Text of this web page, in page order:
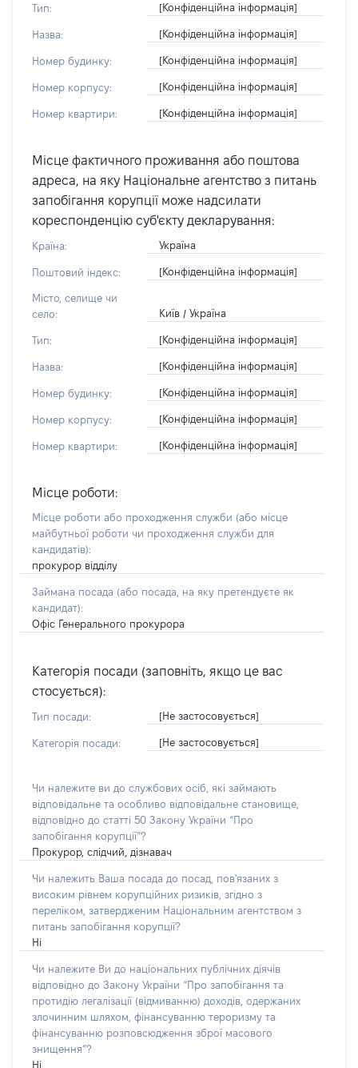
Тип: [Конфіденційна інформація]
Назва: [Конфіденційна інформація]
Номер будинку: [Конфіденційна інформація]
Номер корпусу: [Конфіденційна інформація]
Номер квартири: [Конфіденційна інформація]
Місце фактичного проживання або поштова
адреса, на яку Національне агентство з питань
запобігання корупції може надсилати
кореспонденцію суб'єкту декларування:
Країна: Україна
Поштовий індекс: [Конфіденційна інформація]
Місто, селище чи
село:
Київ / Україна
Тип: [Конфіденційна інформація]
Назва: [Конфіденційна інформація]
Номер будинку: [Конфіденційна інформація]
Номер корпусу: [Конфіденційна інформація]
Номер квартири: [Конфіденційна інформація]
Місце роботи:
Місце роботи або проходження служби (або місце
майбутньої роботи чи проходження служби для
кандидатів):
прокурор відділу
Займана посада (або посада, на яку претендуєте як
кандидат):
Офіс Генерального прокурора
Категорія посади (заповніть, якщо це вас
стосується):
Тип посади: [Не застосовується]
Категорія посади: [Не застосовується]
Чи належите ви до службових осіб, які займають
відповідальне та особливо відповідальне становище,
відповідно до статті 50 Закону України “Про
запобігання корупції”?
Прокурор, слідчий, дізнавач
Чи належить Ваша посада до посад, пов'язаних з
високим рівнем корупційних ризиків, згідно з
переліком, затвердженим Національним агентством з
питань запобігання корупції?
Ні
Чи належите Ви до національних публічних діячів
відповідно до Закону України “Про запобігання та
протидію легалізації (відмиванню) доходів, одержаних
злочинним шляхом, фінансуванню тероризму та
фінансуванню розповсюдження зброї масового
знищення”?
Ні